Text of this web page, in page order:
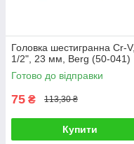
Головка шестигранна Cr-V,
1/2", 23 мм, Berg (50-041)
Готово до відправки
75 ₴ 113,30 ₴
Купити